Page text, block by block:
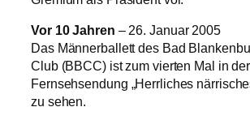
Vor 10 Jahren – 26. Januar 2005
Das Männerballett des Bad
Club (BBCC) ist zum vierten Mal in
Fernsehsendung „Herrliches
zu sehen.